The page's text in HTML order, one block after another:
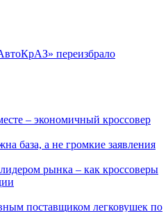
переизбрало
– экономичный кроссовер
база, а не громкие заявления
рынка – как кроссоверы
поставщиком легковушек по